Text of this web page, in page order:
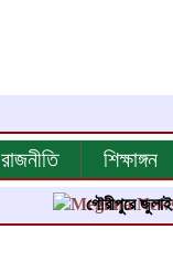
রাজনীতি শিক্ষাঙ্গন
গৌরীপুরে জুলাই শহিদ